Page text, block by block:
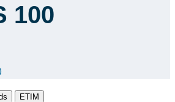
100
ETIM